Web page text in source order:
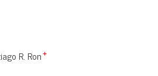
R. Ron +